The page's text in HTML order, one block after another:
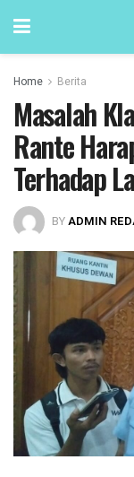
Home Berita
Masalah
Rante
Terhadap
BYADMIN